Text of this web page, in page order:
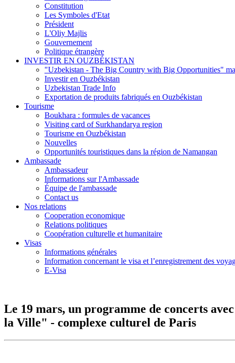
Constitution
Les Symboles d'Etat
Président
L'Oliy Majlis
Gouvernement
Politique étrangère
INVESTIR EN OUZBÉKISTAN
"Uzbekistan - The Big Country with Big Opportunities"
Investir en Ouzbékistan
Uzbekistan Trade Info
Exportation de produits fabriqués en Ouzbékistan
Tourisme
Boukhara : formules de vacances
Visiting card of Surkhandarya region
Tourisme en Ouzbékistan
Nouvelles
Opportunités touristiques dans la région de Namangan
Ambassade
Ambassadeur
Informations sur l'Ambassade
Équipe de l'ambassade
Contact us
Nos relations
Cooperation economique
Relations politiques
Coopération culturelle et humanitaire
Visas
Informations générales
Information concernant le visa et l’enregistrement des
E-Visa
Le 19 mars, un programme de concerts
la Ville" - complexe culturel de Paris